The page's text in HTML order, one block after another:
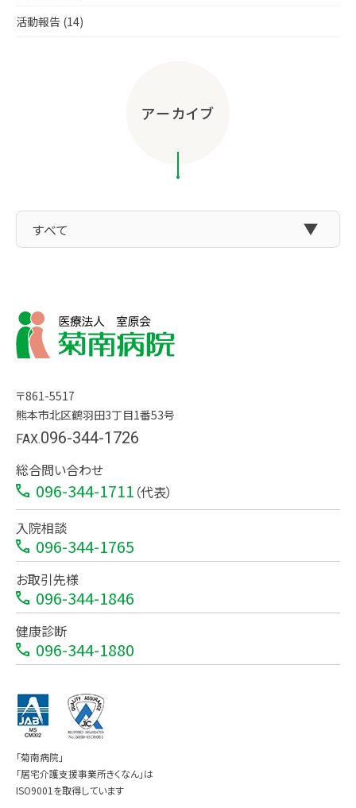
活動報告 (14)
アーカイブ
〒861-5517
熊本市北区鶴羽田3丁目1番53号
FAX.096-344-1726
総合問い合わせ
096-344-1711 （代表）
入院相談
096-344-1765
お取引先様
096-344-1846
健康診断
096-344-1880
「菊南病院」
「居宅介護支援事業所きくなん」は
ISO9001を取得しています